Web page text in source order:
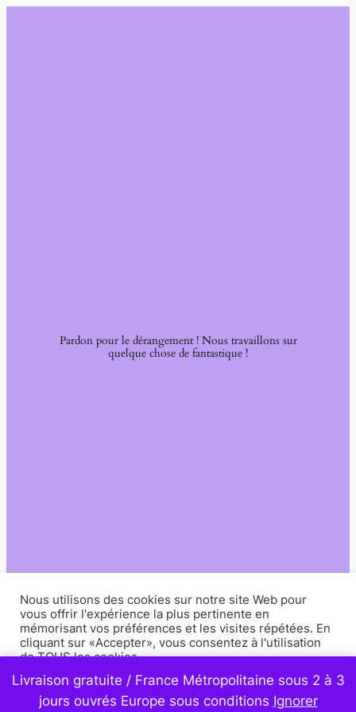
Livraison gratuite / France Métropolitaine sous 2 à 3
jours ouvrés Europe sous conditions Ignorer
Pardon pour le dérangement ! Nous travaillons sur
quelque chose de fantastique !
Nous utilisons des cookies sur notre site Web pour
vous offrir l'expérience la plus pertinente en
mémorisant vos préférences et les visites répétées. En
cliquant sur «Accepter», vous consentez à l'utilisation
de TOUS les cookies.
Paramètres Accepter